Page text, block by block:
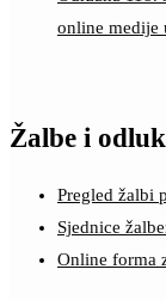
online medije
Žalbe i
Pregled žalbi
Sjednice
Online forma